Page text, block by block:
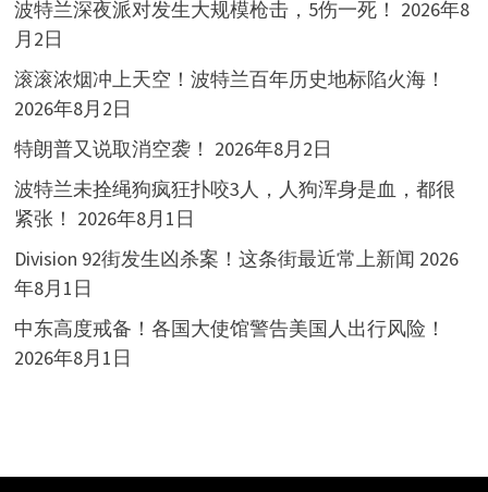
波特兰深夜派对发生大规模枪击，5伤一死！ 2026年8
月2日
滚滚浓烟冲上天空！波特兰百年历史地标陷火海！
2026年8月2日
特朗普又说取消空袭！ 2026年8月2日
波特兰未拴绳狗疯狂扑咬3人，人狗浑身是血，都很
紧张！ 2026年8月1日
Division 92街发生凶杀案！这条街最近常上新闻 2026
年8月1日
中东高度戒备！各国大使馆警告美国人出行风险！
2026年8月1日